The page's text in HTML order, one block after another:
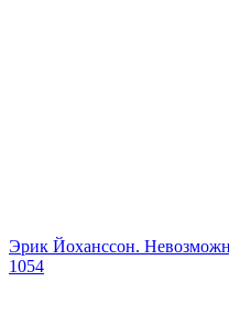
Эрик Йохансcон.
1054